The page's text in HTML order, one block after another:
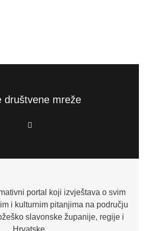
društvene mreže
F
a
o
f
portal koji izvještava o svim
i kulturnim pitanjima na području
slavonske županije, regije i
Hrvatske.